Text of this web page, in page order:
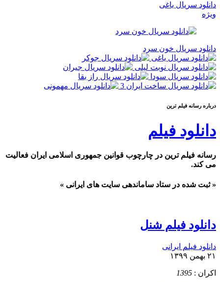
دانلود سریال یاغی
ویژه
دانلود سریال خون سرد
درباره رسانه فيلم ترين
دانلود فیلم
رسانه فیلم ترین در چارچوب قوانین جمهوری اسلامی ایران فعالیت
می کند.
« ثبت شده در ستاد ساماندهی سایت های ایرانی »
دانلود فیلم شنل
دانلود فیلم ایرانی
۲۱ بهمن ۱۳۹۹
اکران : 1395